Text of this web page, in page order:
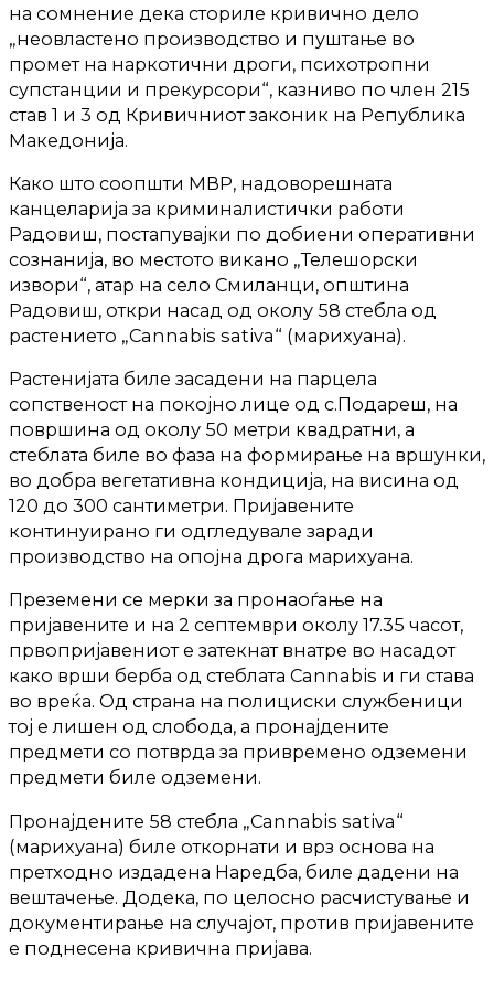
на сомнение дека сториле кривично дело
„неовластено производство и пуштање во
промет на наркотични дроги, психотропни
супстанции и прекурсори“, казниво по член 215
став 1 и 3 од Кривичниот законик на Република
Македонија.
Како што соопшти МВР, надоворешната
канцеларија за криминалистички работи
Радовиш, постапувајки по добиени оперативни
сознанија, во местото викано „Телешорски
извори“, атар на село Смиланци, општина
Радовиш, откри насад од околу 58 стебла од
растението „Cannabis sativa“ (марихуана).
Растенијата биле засадени на парцела
сопственост на покојно лице од с.Подареш, на
површина од околу 50 метри квадратни, а
стеблата биле во фаза на формирање на вршунки,
во добра вегетативна кондиција, на висина од
120 до 300 сантиметри. Пријавените
континуирано ги одгледувале заради
производство на опојна дрога марихуана.
Преземени се мерки за пронаоѓање на
пријавените и на 2 септември околу 17.35 часот,
првопријавениот е затекнат внатре во насадот
како врши берба од стеблата Cannabis и ги става
во вреќа. Од страна на полициски службеници
тој е лишен од слобода, а пронајдените
предмети со потврда за привремено одземени
предмети биле одземени.
Пронајдените 58 стебла „Cannabis sativa“
(марихуана) биле откорнати и врз основа на
претходно издадена Наредба, биле дадени на
вештачење. Додека, по целосно расчистување и
документирање на случајот, против пријавените
е поднесена кривична пријава.